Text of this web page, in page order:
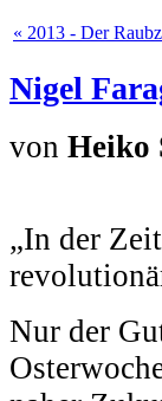
« 2013 - Der
Nigel
von Heiko
„In der
Nur der